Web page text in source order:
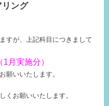
リング
すが、上記科目につきまして
月実施分）
願いいたします。
くお願いいたします。